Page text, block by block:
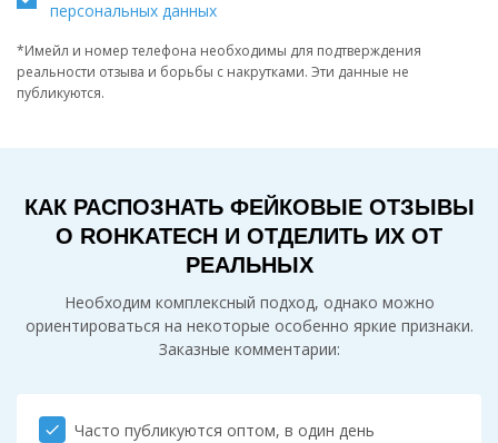
персональных данных
*Имейл и номер телефона необходимы для подтверждения
реальности отзыва и борьбы с накрутками. Эти данные не
публикуются.
КАК РАСПОЗНАТЬ ФЕЙКОВЫЕ ОТЗЫВЫ
О ROHKATECH И ОТДЕЛИТЬ ИХ ОТ
РЕАЛЬНЫХ
Необходим комплексный подход, однако можно
ориентироваться на некоторые особенно яркие признаки.
Заказные комментарии:
check Часто публикуются оптом, в один день